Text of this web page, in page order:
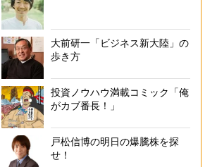
大前研一「ビジネス新大陸」の
歩き方
投資ノウハウ満載コミック「俺
がカブ番長！」
戸松信博の明日の爆騰株を探
せ！